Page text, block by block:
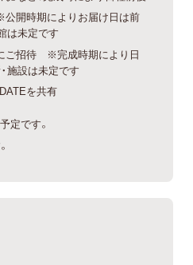
開時期によりお届け日は前
は未定です
ご招待 ※完成時期により日
施設は未定です
を共有
定です。